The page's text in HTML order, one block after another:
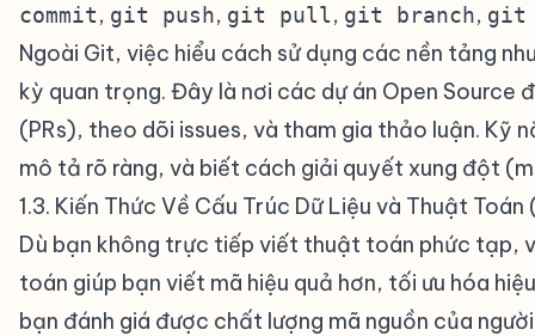
commit, git push, git pull, git branch, git
Ngoài Git, việc hiểu cách sử dụng các nền tảng
kỳ quan trọng. Đây là nơi các dự án Open Source
(PRs), theo dõi issues, và tham gia thảo luận. Kỹ
mô tả rõ ràng, và biết cách giải quyết xung đột
1.3. Kiến Thức Về Cấu Trúc Dữ Liệu và Thuật Toán
Dù bạn không trực tiếp viết thuật toán phức tạp,
toán giúp bạn viết mã hiệu quả hơn, tối ưu hóa
bạn đánh giá được chất lượng mã nguồn của